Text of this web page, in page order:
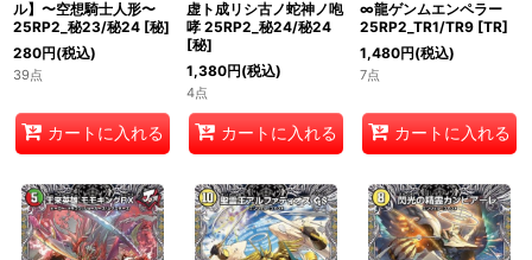
ル】〜空想騎士人形〜
25RP2_秘23/秘24 [秘]
280円(税込)
39点
カートに入れる
虚ト成リシ古ノ蛇神ノ咆
哮 25RP2_秘24/秘24
[秘]
1,380円(税込)
4点
カートに入れる
∞龍ゲンムエンペラー
25RP2_TR1/TR9 [TR]
1,480円(税込)
7点
カートに入れる